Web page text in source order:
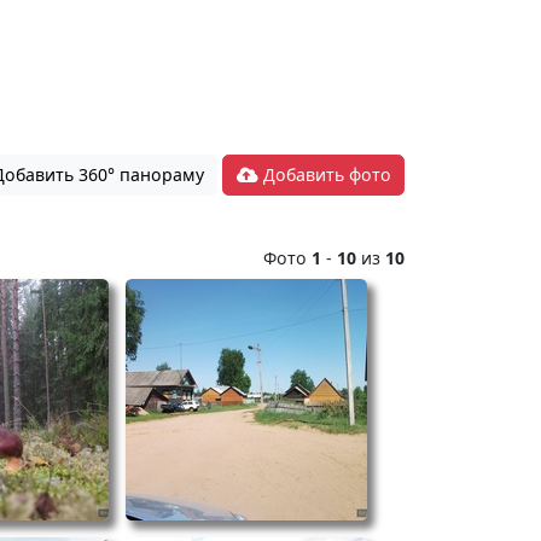
360° панораму Добавить фото
Фото 1 - 10 из 10